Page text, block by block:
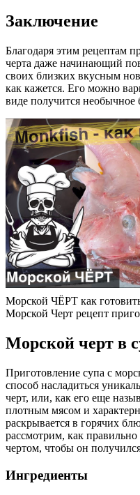
Заключение
Благодаря этим рецептам
черта даже начинающий
своих близких вкусным
как кажется. Его можно
виде получится необычное
Морской ЧЁРТ как
Морской Черт рецепт
Морской черт в
Приготовление супа с
способ насладиться
черт, или, как его еще
плотным мясом и
раскрывается в горячих
рассмотрим, как
чертом, чтобы он
Ингредиенты